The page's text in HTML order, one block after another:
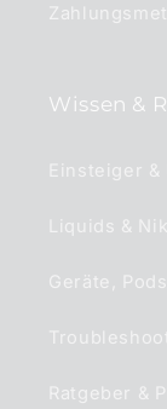
Wissen &
Einsteiger &
Liquids &
Geräte,
Ratgeber &